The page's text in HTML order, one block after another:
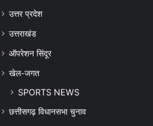
उत्तर प्रदेश
उत्तराखंड
ऑपरेशन सिंदूर
खेल-जगत
SPORTS NEWS
छत्तीसगढ़ विधानसभा चुनाव